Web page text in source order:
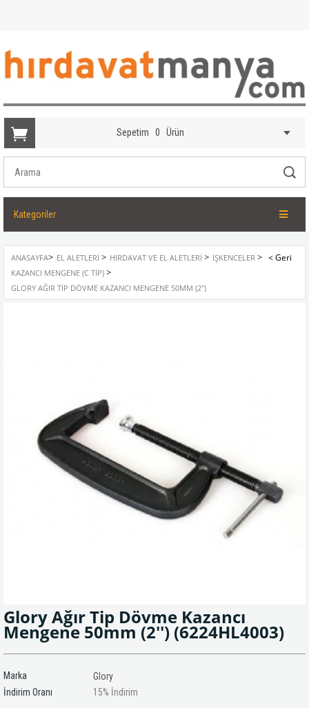
Sepetim 0 Ürün
Kategoriler
ANASAYFA> EL ALETLERI > HIRDAVAT VE EL ALETLERI > İŞKENCELER >
KAZANCI MENGENE (C TIP) >
GLORY AĞIR TIP DÖVME KAZANCI MENGENE 50MM (2'')
Glory Ağır Tip Dövme Kazancı
Mengene 50mm (2'') (6224HL4003)
Marka
Glory
İndirim Oranı
%
15 İndirim